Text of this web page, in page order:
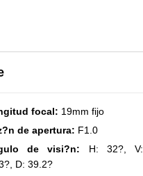
focal: 19mm fijo
de apertura: F1.0
de visi?n: H: 32?, V:
D: 39.2?